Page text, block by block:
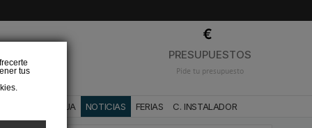
tus
PRESUPUESTOS
Pide tu presupuesto
BAÑO Y AGUA NOTICIAS FERIAS C. INSTALADOR